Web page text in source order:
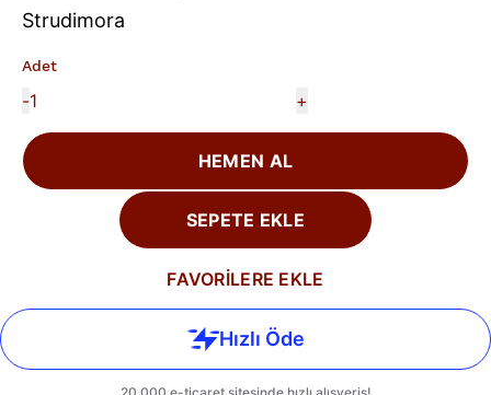
Strudimora
Adet
- +
HEMEN AL
SEPETE EKLE
FAVORİLERE EKLE